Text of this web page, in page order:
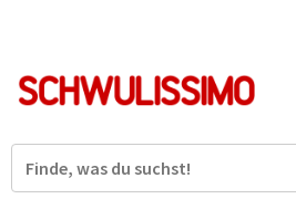
Suche